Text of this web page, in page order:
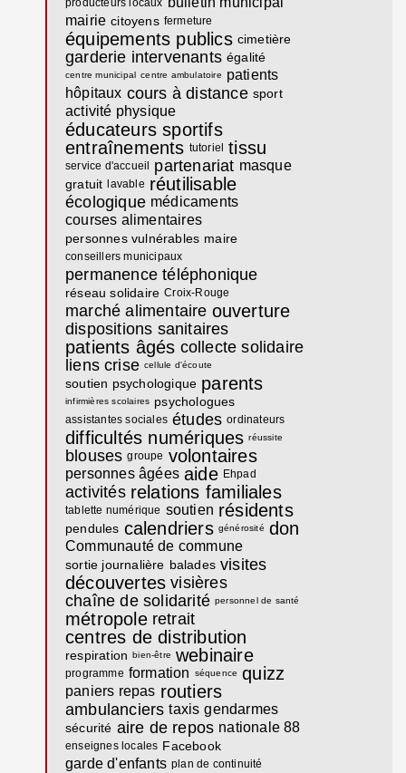
producteurs locaux
mairie citoyens fermeture
équipements publics cimetière
garderie intervenants égalité
centre municipal centre ambulatoire
patients
hôpitaux cours à distance sport
activité physique
éducateurs sportifs
entraînements tutoriel tissu
service d'accueil partenariat masque
gratuit lavable réutilisable
écologique médicaments
courses alimentaires
personnes vulnérables maire
conseillers municipaux
permanence téléphonique
réseau solidaire Croix-Rouge
marché alimentaire ouverture
dispositions sanitaires
patients âgés collecte solidaire
liens crise cellule d'écoute
soutien psychologique parents
infirmières scolaires psychologues
assistantes sociales études ordinateurs
difficultés numériques réussite
blouses groupe volontaires
personnes âgées aide Ehpad
activités relations familiales
tablette numérique soutien résidents
pendules calendriers générosité don
Communauté de commune
sortie journalière balades visites
découvertes visières
chaîne de solidarité personnel de santé
métropole retrait
centres de distribution
respiration bien-être webinaire
programme formation séquence quizz
paniers repas routiers
ambulanciers taxis gendarmes
sécurité aire de repos nationale 88
enseignes locales Facebook
garde d'enfants plan de continuité